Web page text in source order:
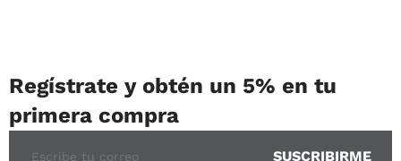
Regístrate y obtén un 5% en tu
primera compra